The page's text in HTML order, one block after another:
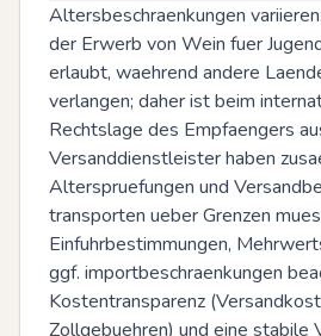
Altersbeschraenkungen
der Erwerb von Wein fuer
erlaubt, waehrend andere
verlangen; daher ist beim
Rechtslage des Empfaengers
Versanddienstleister haben
Alterspruefungen und
transporten ueber Grenzen
Einfuhrbestimmungen,
ggf. importbeschraenkungen
Kostentransparenz
Zollgebuehren) und eine stabile